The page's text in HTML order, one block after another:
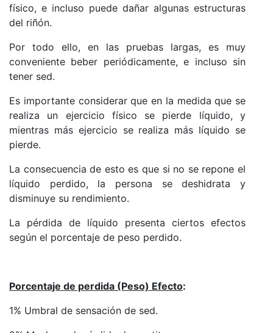
físico, e incluso puede dañar algunas estructuras
del riñón.
Por todo ello, en las pruebas largas, es muy
conveniente beber periódicamente, e incluso sin
tener sed.
Es importante considerar que en la medida que se
realiza un ejercicio físico se pierde líquido, y
mientras más ejercicio se realiza más líquido se
pierde.
La consecuencia de esto es que si no se repone el
líquido perdido, la persona se deshidrata y
disminuye su rendimiento.
La pérdida de líquido presenta ciertos efectos
según el porcentaje de peso perdido.
Porcentaje de perdida (Peso) Efecto:
1% Umbral de sensación de sed.